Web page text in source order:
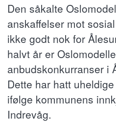
Den såkalte
anskaffelser mot
ikke godt nok for
halvt år er
anbudskonkurranser i
Dette har hatt
ifølge kommunens
Indrevåg.